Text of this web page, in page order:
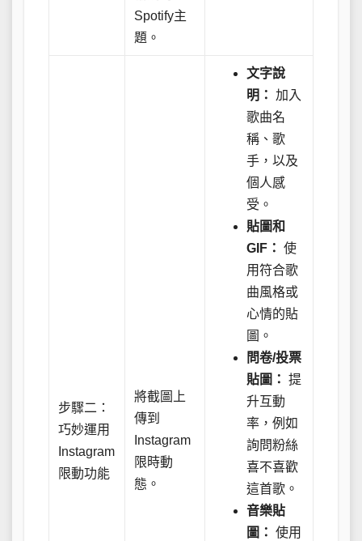
Spotify主
題。
步驟二：
巧妙運用
Instagram
限動功能
將截圖上
傳到
Instagram
限時動
態。
文字說
明： 加入
歌曲名
稱、歌
手，以及
個人感
受。
貼圖和
GIF： 使
用符合歌
曲風格或
心情的貼
圖。
問卷/投票
貼圖： 提
升互動
率，例如
詢問粉絲
喜不喜歡
這首歌。
音樂貼
圖： 使用